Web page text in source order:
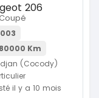
206
Km
(Cocody)
il y a 10 mois